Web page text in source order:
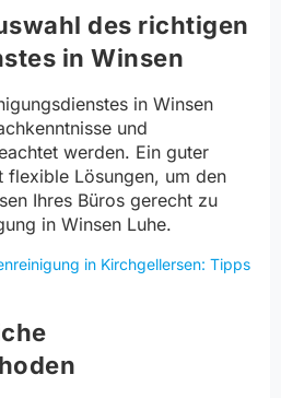
des richtigen
in Winsen
in Winsen
und
werden. Ein guter
flexible Lösungen, um den
Ihres Büros gerecht zu
in Winsen Luhe.
in Kirchgellersen: Tipps